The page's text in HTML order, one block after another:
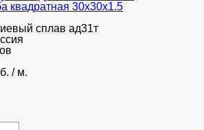
квадратная 30х30х1.5
сплав ад31т
/ м.